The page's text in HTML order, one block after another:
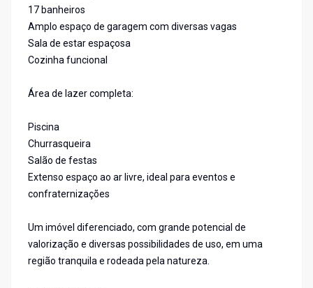
17 banheiros
Amplo espaço de garagem com diversas vagas
Sala de estar espaçosa
Cozinha funcional
Área de lazer completa:
Piscina
Churrasqueira
Salão de festas
Extenso espaço ao ar livre, ideal para eventos e
confraternizações
Um imóvel diferenciado, com grande potencial de
valorização e diversas possibilidades de uso, em uma
região tranquila e rodeada pela natureza.